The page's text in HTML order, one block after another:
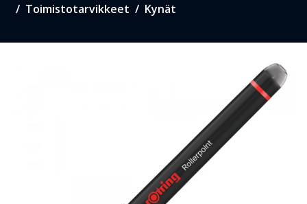
Toimistotarvikkeet Kynät